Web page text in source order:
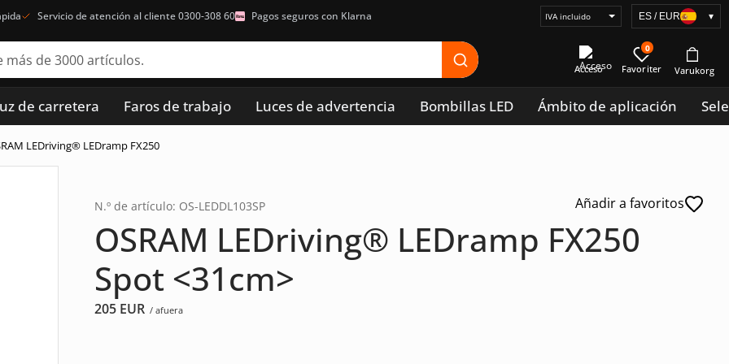
Servicio de atención al cliente 0300-308 60 Pagos seguros con Klarna
Seleccionar
visualización
precios
ES / EUR ▾
Acceso
0
de carretera Faros de trabajo Luces de advertencia Bombillas LED Ámbito de aplicación
LEDriving® LEDramp FX250
Añadir a favoritos
N.º de artículo: OS-LEDDL103SP
OSRAM LEDriving® LEDramp FX250
Spot <31cm>
205 EUR / afuera